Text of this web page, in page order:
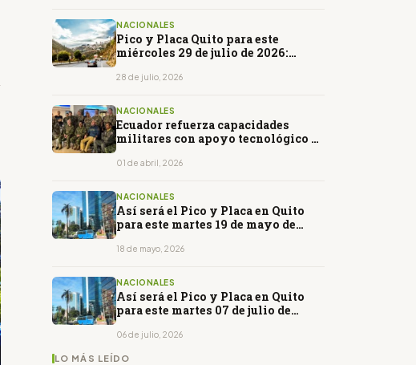
NACIONALES
Pico y Placa Quito para este
miércoles 29 de julio de 2026:
28 de julio, 2026
NACIONALES
Ecuador refuerza capacidades
militares con apoyo tecnológico de
01 de abril, 2026
NACIONALES
Así será el Pico y Placa en Quito
para este martes 19 de mayo de
18 de mayo, 2026
NACIONALES
Así será el Pico y Placa en Quito
para este martes 07 de julio de
06 de julio, 2026
LO MÁS LEÍDO